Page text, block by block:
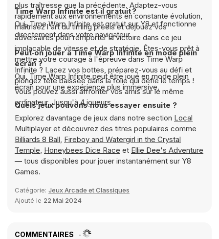
plus traîtresse que la précédente. Adaptez-vous
rapidement aux environnements en constante évolution,
maîtrisez l'art du timing précis et déjouez vos
adversaires pour remporter la victoire dans ce jeu
implacable de vitesse et de stratégie. Êtes-vous prêt à
mettre votre courage à l'épreuve dans Time Warp
Infinite ? Lacez vos bottes, préparez-vous au défi et
plongez tête baissée dans la folie qui défie le temps !
Vous pouvez aussi affronter vos amis sur le même
ordinateur. Jusqu'à 4 joueurs.
Time Warp Infinite est‑il gratuit ?
Oui, Time Warp Infinite est gratuit sur Y8 et fonctionne
directement dans votre navigateur.
Peut‑on jouer à Time Warp Infinite en mode plein
écran ?
Oui, Time Warp Infinite peut être joué en mode plein
écran pour une expérience plus immersive.
Quels jeux pouvons‑nous essayer ensuite ?
Explorez davantage de jeux dans notre section Local
Multiplayer et découvrez des titres populaires comme
Billiards 8 Ball, Fireboy and Watergirl in the Crystal
Temple, Honeybees Dice Race et Ellie Dee's Adventure
— tous disponibles pour jouer instantanément sur Y8
Games.
Catégorie: Jeux Arcade et Classiques
Ajouté le 22 Mai 2024
COMMENTAIRES